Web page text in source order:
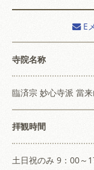
E
寺院名称
臨済宗 妙心寺派 當
拝観時間
土日祝のみ 9：00～